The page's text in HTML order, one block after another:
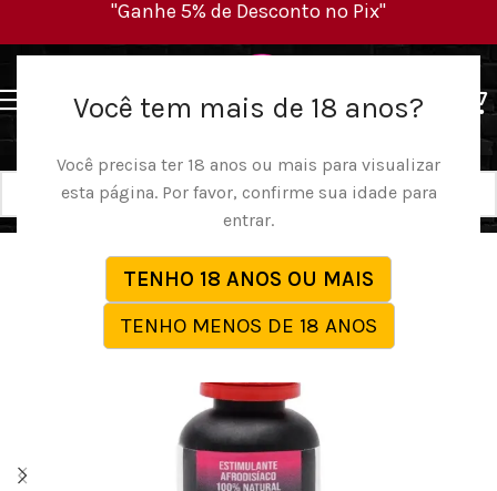
Você tem mais de 18 anos?
Você precisa ter 18 anos ou mais para visualizar
esta página. Por favor, confirme sua idade para
entrar.
TENHO 18 ANOS OU MAIS
TENHO MENOS DE 18 ANOS
"Ganhe 5% de Desconto no Pix"